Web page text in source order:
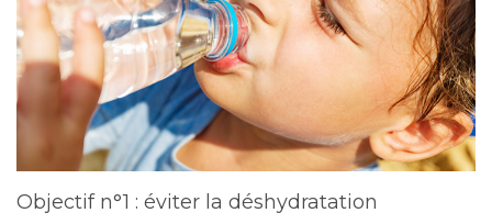
60 ANS DE COMBAT
Objectif n°1 : éviter la déshydratation